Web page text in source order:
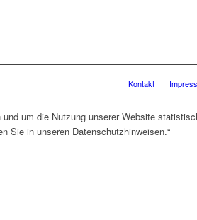
Kontakt
um die Nutzung unserer Website
Sie in unseren Datenschutzhinweisen.“